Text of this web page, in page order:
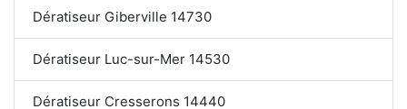
Dératiseur Giberville 14730
Dératiseur Luc-sur-Mer 14530
Dératiseur Cresserons 14440